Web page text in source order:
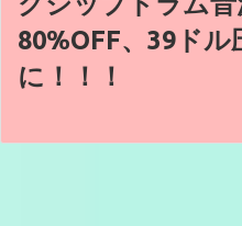
80%OFF、39ドル
に！！！